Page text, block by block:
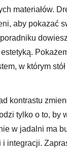
materiałów.
aby pokazać
w którym stół
kontrastu
tylko o to, by
w jadalni ma
integracji.